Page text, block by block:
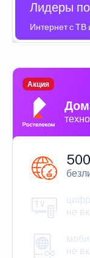
Лидеры
Интернет с ТВ
Акция
500
не
не